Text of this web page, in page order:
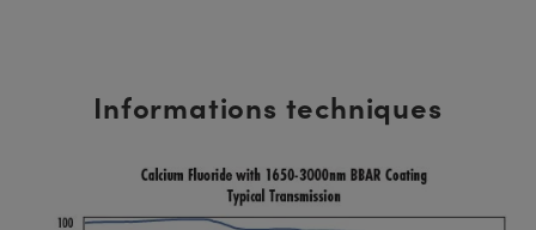
Informations techniques